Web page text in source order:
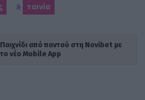
ταινία
Παιχνίδι από παντού στη Novibet με
το νέο Mobile App